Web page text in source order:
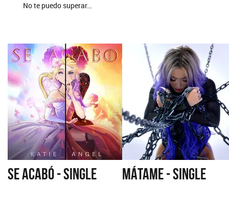
No te puedo superar…
SE ACABÓ - SINGLE MÁTAME - SINGLE